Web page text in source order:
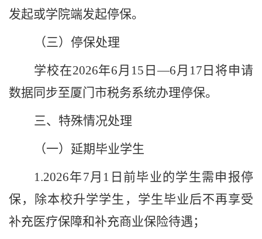
发起或学院端发起停保。
（三）停保处理
学校在2026年6月 15 日—6月 17 日将申请
数据同步至厦门市税务系统办理停保。
三、特殊情况处理
（一）延期毕业学生
1.2026年7月 1 日前毕业的学生需申报停
保，除本校升学学生，学生毕业后不再享受
补充医疗保障和补充商业保险待遇；